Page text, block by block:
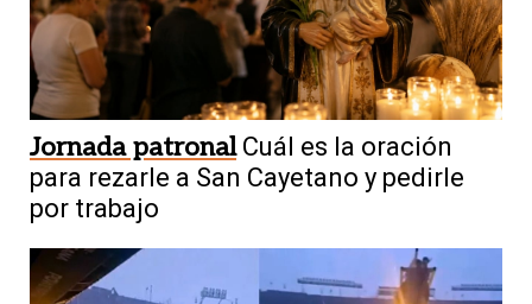
Jornada patronal Cuál es la oración
para rezarle a San Cayetano y pedirle
por trabajo